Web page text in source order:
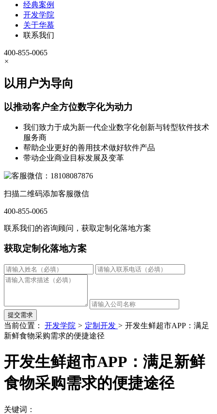
经典案例
开发学院
关于华慕
联系我们
400-855-0065
×
以用户为导向
以推动客户全方位数字化为动力
我们致力于成为新一代企业数字化创新与转型软件技术
服务商
帮助企业更好的善用技术做好软件产品
带动企业商业目标发展及变革
扫描二维码添加客服微信
400-855-0065
联系我们的咨询顾问，获取定制化落地方案
获取定制化落地方案
提交需求
当前位置： 开发学院 > 定制开发 > 开发生鲜超市APP：满足
新鲜食物采购需求的便捷途径
开发生鲜超市APP：满足新鲜
食物采购需求的便捷途径
关键词：